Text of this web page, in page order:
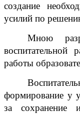
создание
усилий по
Мною
воспитательной
работы
формирование у
за сохранение